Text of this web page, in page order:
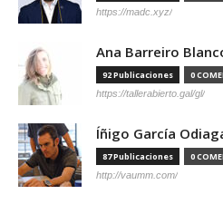
https://madc.xyz/
Ana Barreiro
92 Publicaciones 0
https://tallerabierto.gal/gl/
Íñigo García
87 Publicaciones 0
http://vaumm.com/